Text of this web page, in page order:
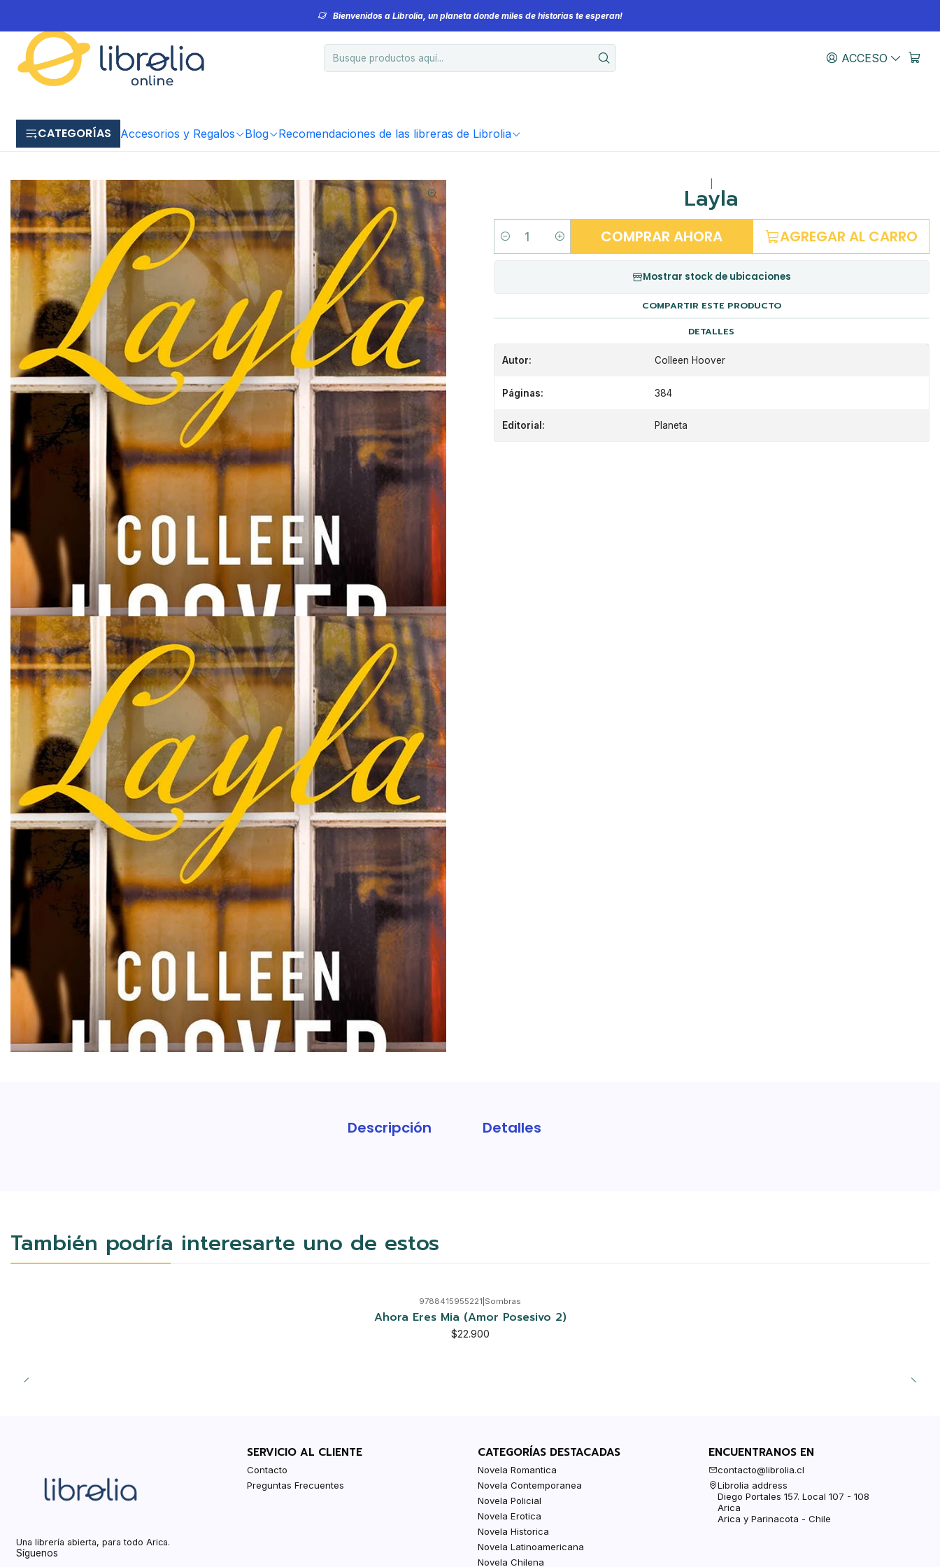
ACCESO
CATEGORÍAS Accesorios y Regalos Blog Recomendaciones de las libreras de Librolia
Bienvenidos a Librolia, un planeta donde miles de historias te esperan!
Layla
Cantidad AGREGAR AL CARRO
COMPRAR AHORA
Mostrar stock de ubicaciones
COMPARTIR ESTE PRODUCTO
DETALLES
Autor: Colleen Hoover
Páginas: 384
Editorial: Planeta
Descripción Detalles
También podría interesarte uno de estos
9788415955221 Sombras
Ahora Eres Mia (Amor Posesivo 2)
$22.900
Una librería abierta, para todo Arica.
Síguenos
SERVICIO AL CLIENTE
Contacto
Preguntas Frecuentes
CATEGORÍAS DESTACADAS
Novela Romantica
Novela Contemporanea
Novela Policial
Novela Erotica
Novela Historica
Novela Latinoamericana
Novela Chilena
ENCUENTRANOS EN
contacto@librolia.cl
Librolia address
Diego Portales 157. Local 107 - 108
Arica
Arica y Parinacota - Chile